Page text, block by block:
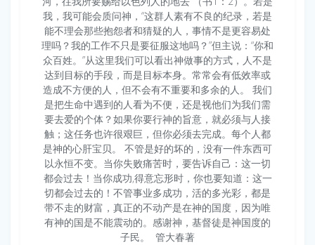
我，我可能会质问神，“这群人素有不良的纪录，若是
能不理会那些抱怨者和猜疑的人，事情不是更容易处
理吗？我的工作不只是要征服这地吗？”但主说：“你和
众百姓。”从这里我们可以看出神做事的方式，人不是
达到目标的手段，而是目标本身。常常会有低效率或
造成不方便的人，但不会有不重要和多余的人。 我们
是把生命中遇到的人看为不便，还是视他们为我们需
要去爱的个体？如果你要行神的旨意，就必须与人接
触；这任务也许很艰巨，但你必须去完成。每个人都
是神的心肝宝贝。 不管是好的坏的，没有一件东西可
以永恒不变。当你失败痛苦时，要告诉自己：这一切
都会过去！当你成功,得意忘形时，你也要知道：这一
切都会过去的！不管事业多成功，活的多光彩，都是
带不走的财富，真正的不动产是在神的国度，因为唯
有神的国是不能震动的。感谢神，基督徒是神国度的
子民。 ​​​ 管大春著